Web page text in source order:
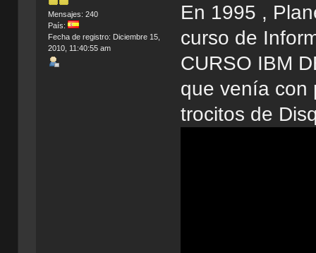
Mensajes: 240
País:
Fecha de registro: Diciembre 15,
2010, 11:40:55 am
En 1995 ,
curso de
CURSO IBM
que venía con
trocitos de